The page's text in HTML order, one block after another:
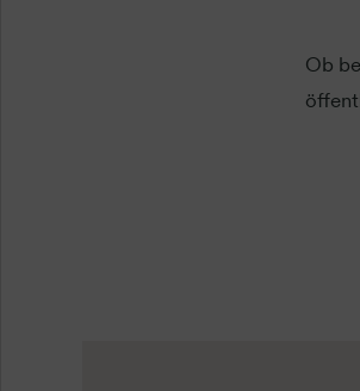
Ob